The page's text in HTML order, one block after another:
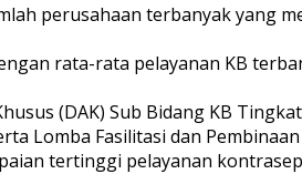
perusahaan terbanyak yang
rata-rata pelayanan KB
(DAK) Sub Bidang KB
Lomba Fasilitasi dan
tertinggi pelayanan